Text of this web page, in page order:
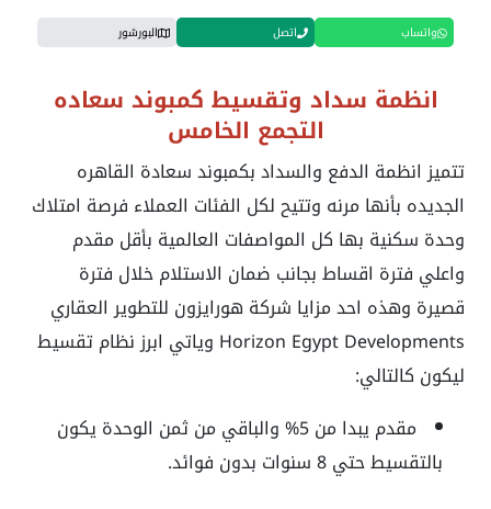
واتساب اتصل البورشور
انظمة سداد وتقسيط كمبوند سعاده
التجمع الخامس
تتميز انظمة الدفع والسداد بكمبوند سعادة القاهره
الجديده بأنها مرنه وتتيح لكل الفئات العملاء فرصة امتلاك
وحدة سكنية بها كل المواصفات العالمية بأقل مقدم
واعلي فترة اقساط بجانب ضمان الاستلام خلال فترة
قصيرة وهذه احد مزايا شركة هورايزون للتطوير العقاري
Horizon Egypt Developments وياتي ابرز نظام تقسيط
ليكون كالتالي:
مقدم يبدا من 5% والباقي من ثمن الوحدة يكون
بالتقسيط حتي 8 سنوات بدون فوائد.